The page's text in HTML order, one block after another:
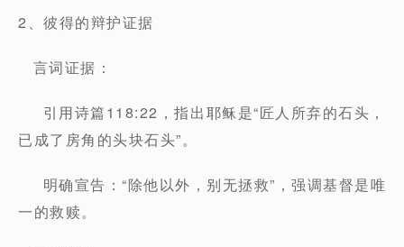
2、彼得的辩护证据
言词证据：
引用诗篇118:22，指出耶稣是“匠人所弃的石头，
已成了房角的头块石头”。
明确宣告：“除他以外，别无拯救”，强调基督是唯
一的救赎。